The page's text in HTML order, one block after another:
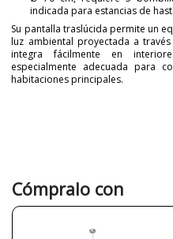
indicada para estancias de
Su pantalla traslúcida permite un
luz ambiental proyectada a
integra fácilmente en
especialmente adecuada para
habitaciones principales.
Alto (cm)
Cómpralo con